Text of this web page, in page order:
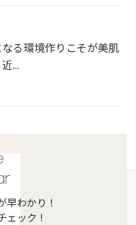
る環境作りこそが美肌
...
早わかり！
ェック！